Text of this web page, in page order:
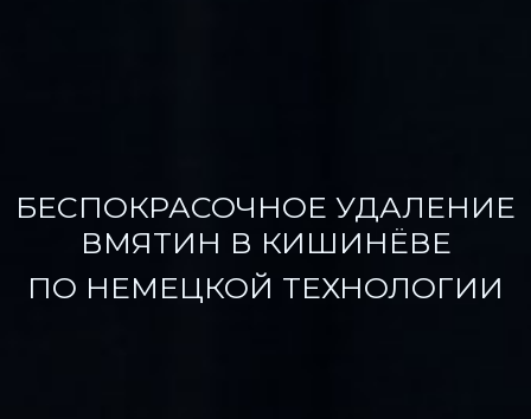
БЕСПОКРАСОЧНОЕ УДАЛЕНИЕ
ВМЯТИН В КИШИНЁВЕ
ПО НЕМЕЦКОЙ ТЕХНОЛОГИИ